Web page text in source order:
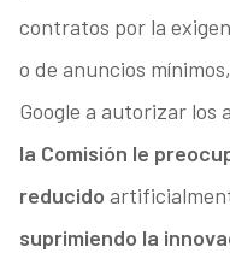
contratos por la
o de anuncios
Google a autorizar los
la Comisión le
reducido
suprimiendo la